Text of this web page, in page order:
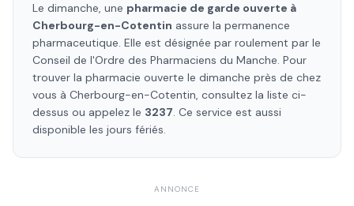
Le dimanche, une pharmacie de garde ouverte à
Cherbourg-en-Cotentin assure la permanence
pharmaceutique. Elle est désignée par roulement par le
Conseil de l'Ordre des Pharmaciens du Manche. Pour
trouver la pharmacie ouverte le dimanche près de chez
vous à Cherbourg-en-Cotentin, consultez la liste ci-
dessus ou appelez le 3237. Ce service est aussi
disponible les jours fériés.
ANNONCE